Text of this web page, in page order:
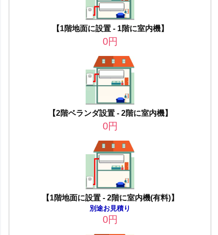
【1階地面に設置 - 1階に室内機】
0円
【2階ベランダ設置 - 2階に室内機】
0円
【1階地面に設置 - 2階に室内機(有料)】
別途お見積り
0円